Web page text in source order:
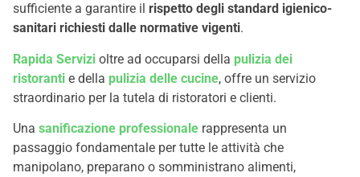
sufficiente a garantire il rispetto degli standard igienico-
sanitari richiesti dalle normative vigenti.
Rapida Servizi oltre ad occuparsi della pulizia dei
ristoranti e della pulizia delle cucine, offre un servizio
straordinario per la tutela di ristoratori e clienti.
Una sanificazione professionale rappresenta un
passaggio fondamentale per tutte le attività che
manipolano, preparano o somministrano alimenti,